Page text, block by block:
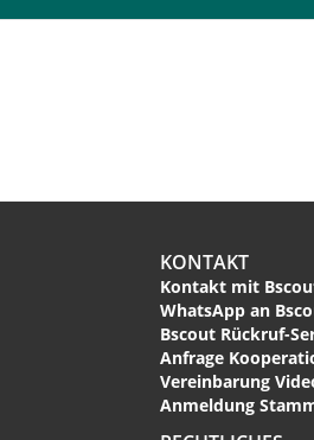
KONTAKT
Kontakt mit
WhatsApp an
Bscout Rückruf-
Anfrage
Vereinbarung
Anmeldung